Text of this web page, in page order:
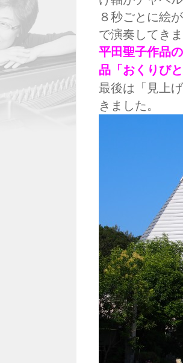
８秒ごとに絵
で演奏してき
平田聖子作品
品「おくりび
最後は「見上
きました。